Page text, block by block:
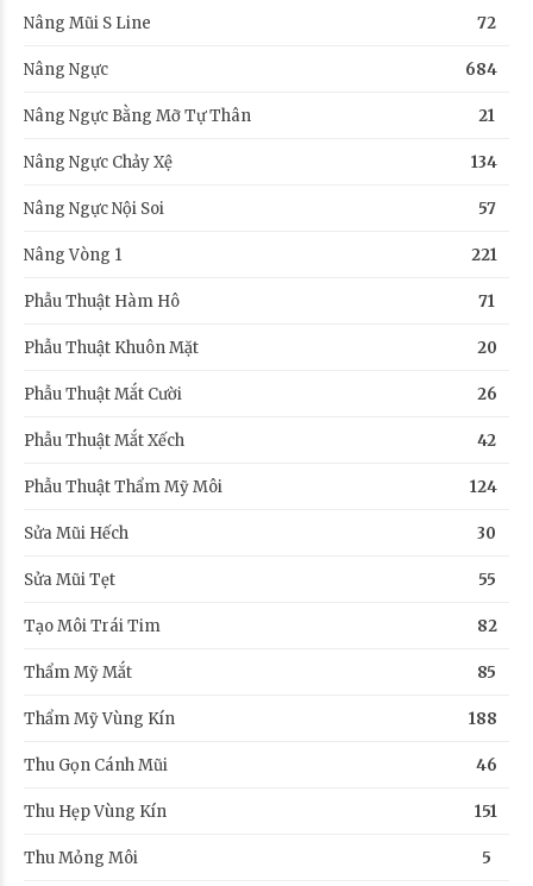
Nâng Mũi S Line 72
Nâng Ngực 684
Nâng Ngực Bằng Mỡ Tự Thân 21
Nâng Ngực Chảy Xệ 134
Nâng Ngực Nội Soi 57
Nâng Vòng 1 221
Phẫu Thuật Hàm Hô 71
Phẫu Thuật Khuôn Mặt 20
Phẫu Thuật Mắt Cười 26
Phẫu Thuật Mắt Xếch 42
Phẫu Thuật Thẩm Mỹ Môi 124
Sửa Mũi Hếch 30
Sửa Mũi Tẹt 55
Tạo Môi Trái Tim 82
Thẩm Mỹ Mắt 85
Thẩm Mỹ Vùng Kín 188
Thu Gọn Cánh Mũi 46
Thu Hẹp Vùng Kín 151
Thu Mỏng Môi 5